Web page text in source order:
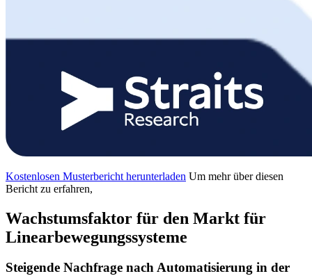
Kostenlosen Musterbericht herunterladen Um mehr über diesen
Bericht zu erfahren,
Wachstumsfaktor für den Markt für
Linearbewegungssysteme
Steigende Nachfrage nach Automatisierung in der